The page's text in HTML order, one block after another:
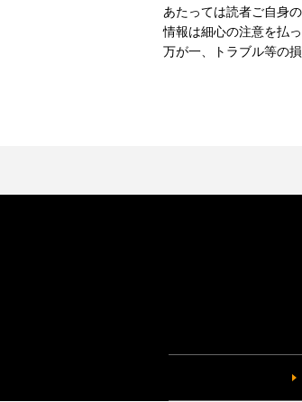
あたっては読者ご自身
情報は細心の注意を払
万が一、トラブル等の